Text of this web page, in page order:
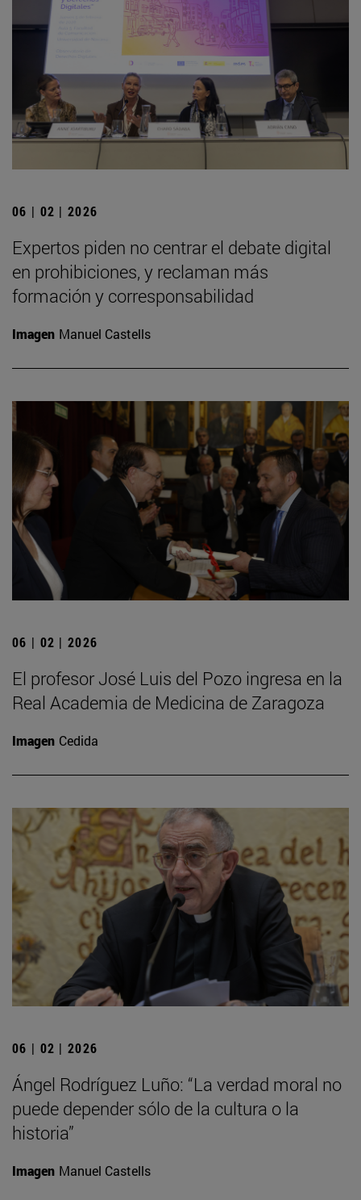
06 | 02 | 2026
Expertos piden no centrar el debate digital
en prohibiciones, y reclaman más
formación y corresponsabilidad
Imagen Manuel Castells
06 | 02 | 2026
El profesor José Luis del Pozo ingresa en la
Real Academia de Medicina de Zaragoza
Imagen Cedida
06 | 02 | 2026
Ángel Rodríguez Luño: “La verdad moral no
puede depender sólo de la cultura o la
historia”
Imagen Manuel Castells